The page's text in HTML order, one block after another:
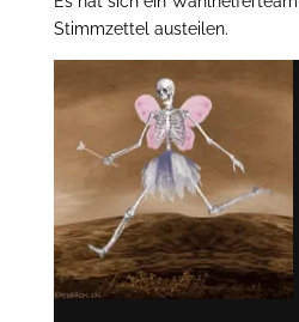
Stimmzettel austeilen.